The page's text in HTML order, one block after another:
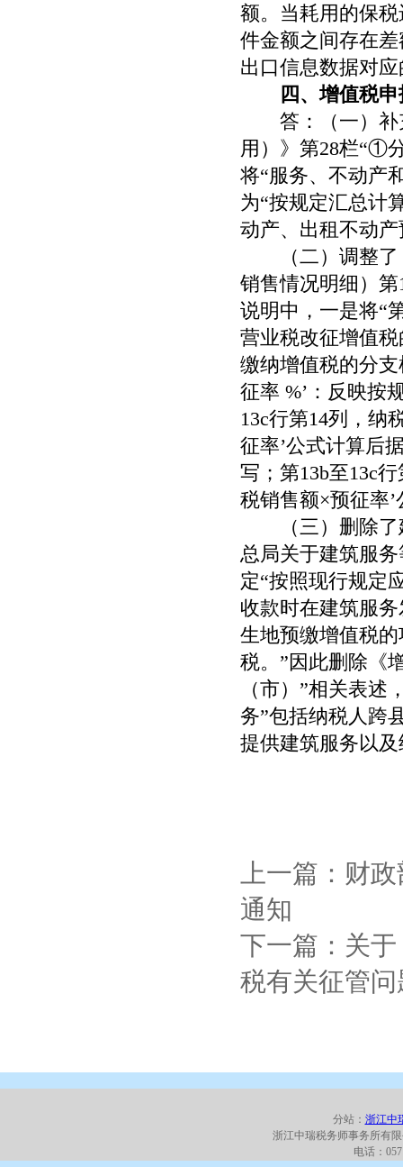
额。当耗用的保
件金额之间存在
出口信息数据对
四、增值税
答：（一）补
用）》第28栏“①
将“服务、不动产
为“按规定汇总计
动产、出租不动
（二）调整了
销售情况明细）第
说明中，一是将“
营业税改征增值
缴纳增值税的分
征率 %’：反映按
13c行第14列，纳
征率’公式计算后
写；第13b至13c行
税销售额×预征率
（三）删除了建
总局关于建筑服
定“按照现行规定
收款时在建筑服
生地预缴增值税
税。”因此删除《
（市）”相关表
务”包括纳税人跨
提供建筑服务以
上一篇：财
通知
下一篇：关
税有关征管
分站： 浙江中
浙江中瑞税务师事务所有
电话：